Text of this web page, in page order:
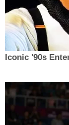
Iconic '90s